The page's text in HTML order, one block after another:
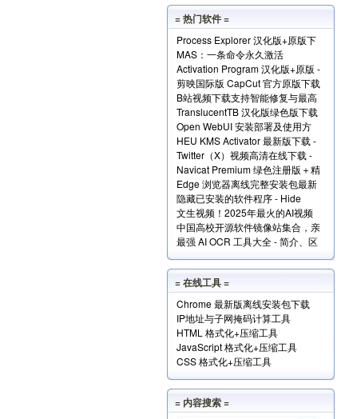
= 热门软件 =
Process Explorer 汉化版+原版下
载 - 超强进程管理工具
MAS：一条命令永久激活
Windows和Office+实现原理解读
Activation Program 汉化版+原版 -
永久激活Windows和Office
剪映国际版 CapCut 官方原版下载
- 免费享用VIP会员功能
B站视频下载支持智能修复与最高
清版 - Bili23 Downloader
TranslucentTB 汉化版绿色版下载
- 任务栏透明化小工具
Open WebUI 安装部署及使用方
法 - 本地网页版 AI 系统
HEU KMS Activator 最新版下载 -
Windows/Office激活神器
Twitter（X）视频高清在线下载 -
SSSTwitter
Navicat Premium 绿色注册版＋精
简版＋使用方法
Edge 浏览器离线完整安装包最新
版下载
隐藏已安装的软件程序 - Hide
From Uninstall List 下载
文生视频！2025年最火的AI视频
生成工具TOP10
中国高校开源软件镜像站集合，亲
测全部可用！
最强 AI OCR 工具大全 - 简介、区
别、优势及访问地址
= 在线工具 =
Chrome 最新版离线安装包下载
IP地址与子网掩码计算工具
HTML 格式化+压缩工具
JavaScript 格式化+压缩工具
CSS 格式化+压缩工具
= 内容搜索 =